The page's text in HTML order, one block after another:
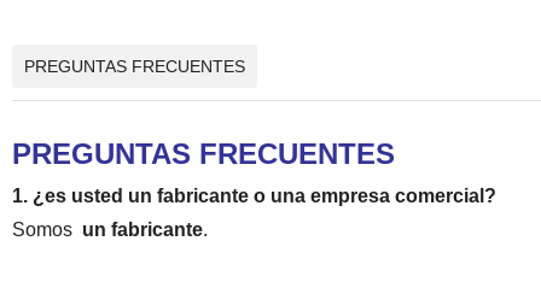
PREGUNTAS FRECUENTES
PREGUNTAS FRECUENTES
1. ¿es usted un fabricante o una empresa comercial?
Somos un fabricante.